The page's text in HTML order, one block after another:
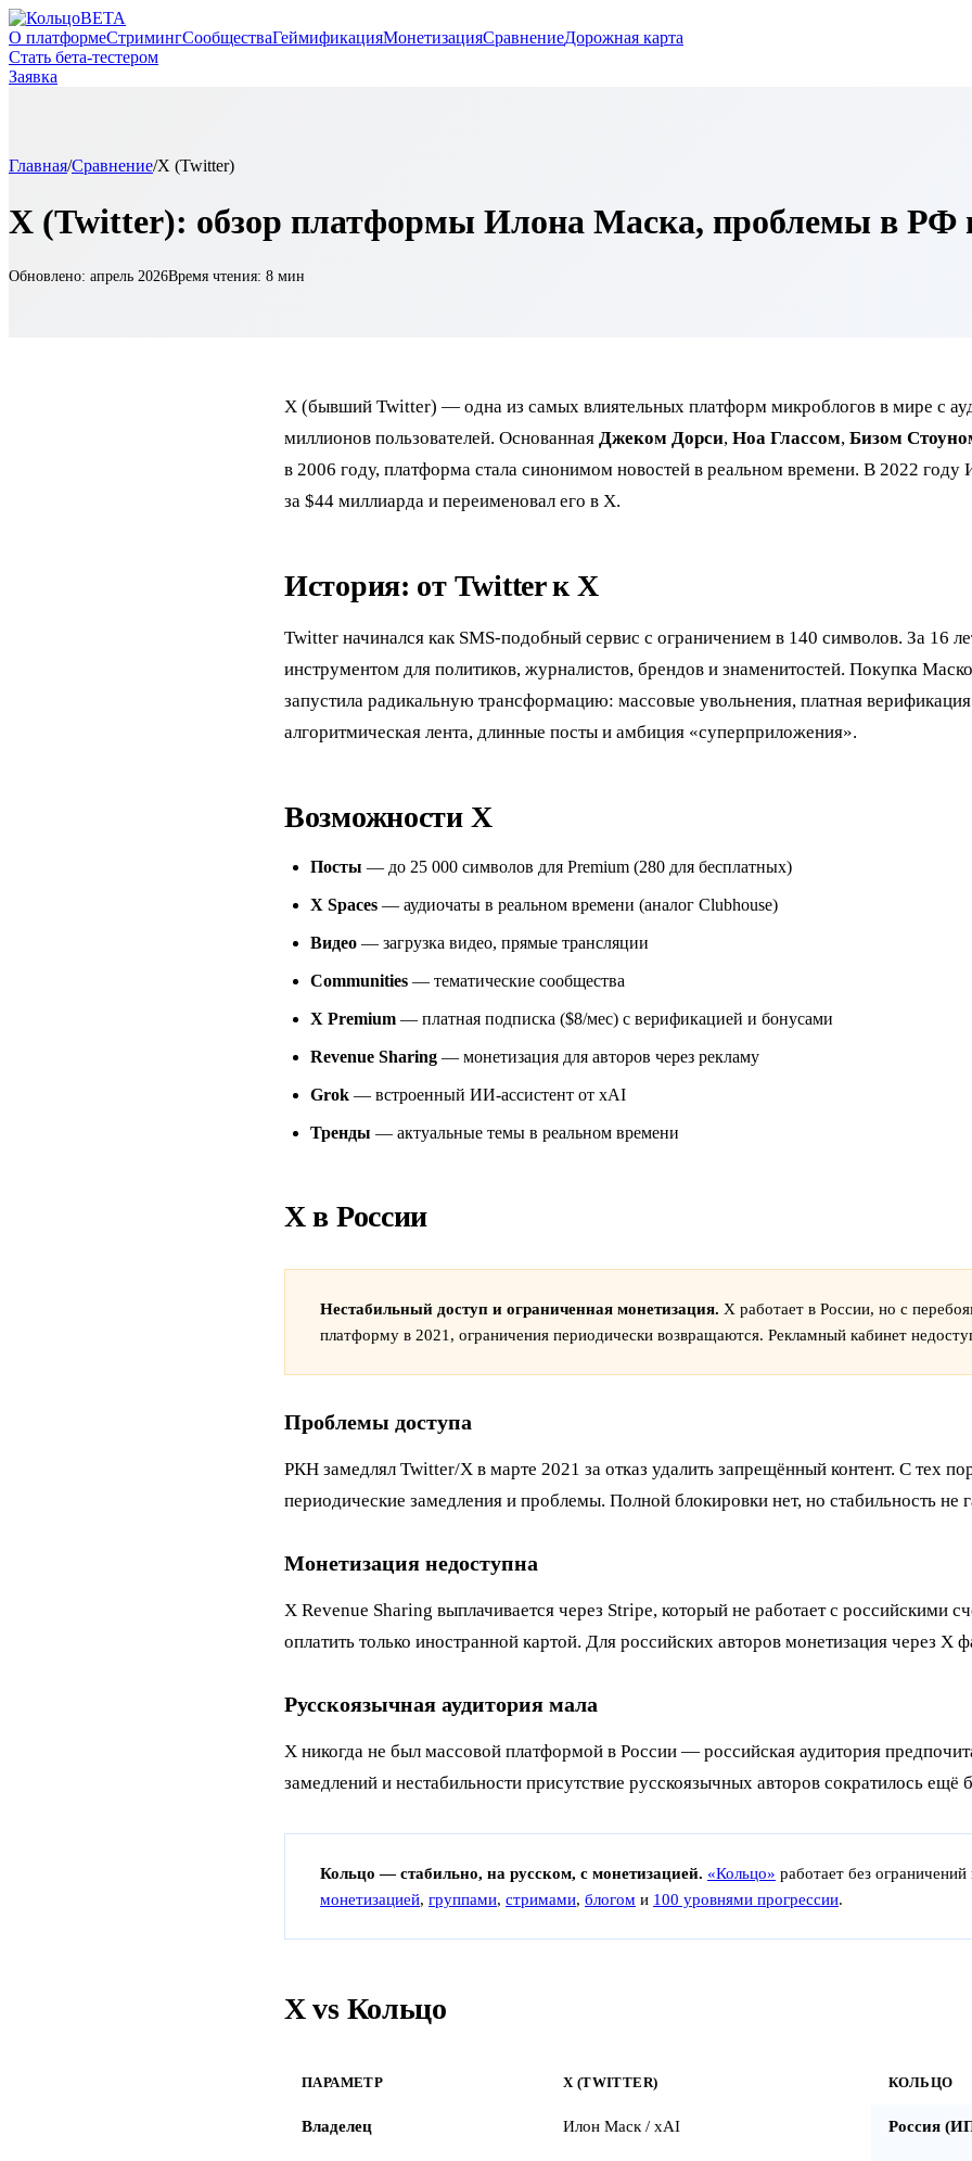
BETA
О платформеСтримингСообществаГеймификацияМонетизацияСравнениеДорожная карта
Стать бета-тестером
Заявка
Главная/Сравнение/X (Twitter)
X (Twitter): обзор платформы Илона Маска, проблемы в РФ
Обновлено: апрель 2026Время чтения: 8 мин
X (бывший Twitter) — одна из самых влиятельных платформ микроблогов в мире с
миллионов пользователей. Основанная Джеком Дорси, Ноа Глассом, Бизом
в 2006 году, платформа стала синонимом новостей в реальном времени. В 2022
за $44 миллиарда и переименовал его в X.
История: от Twitter к X
Twitter начинался как SMS-подобный сервис с ограничением в 140 символов. За 16
инструментом для политиков, журналистов, брендов и знаменитостей. Покупка
запустила радикальную трансформацию: массовые увольнения, платная
алгоритмическая лента, длинные посты и амбиция «суперприложения».
Возможности X
Посты — до 25 000 символов для Premium (280 для бесплатных)
X Spaces — аудиочаты в реальном времени (аналог Clubhouse)
Видео — загрузка видео, прямые трансляции
Communities — тематические сообщества
X Premium — платная подписка ($8/мес) с верификацией и бонусами
Revenue Sharing — монетизация для авторов через рекламу
Grok — встроенный ИИ-ассистент от xAI
Тренды — актуальные темы в реальном времени
X в России
Нестабильный доступ и ограниченная монетизация. X работает в России, но с
платформу в 2021, ограничения периодически возвращаются. Рекламный кабинет
Проблемы доступа
РКН замедлял Twitter/X в марте 2021 за отказ удалить запрещённый контент. С тех
периодические замедления и проблемы. Полной блокировки нет, но стабильность не
Монетизация недоступна
X Revenue Sharing выплачивается через Stripe, который не работает с российскими
оплатить только иностранной картой. Для российских авторов монетизация через X
Русскоязычная аудитория мала
X никогда не был массовой платформой в России — российская аудитория
замедлений и нестабильности присутствие русскоязычных авторов сократилось ещё
Кольцо — стабильно, на русском, с монетизацией. «Кольцо» работает без
монетизацией, группами, стримами, блогом и 100 уровнями прогрессии.
X vs Кольцо
ПАРАМЕТР X (TWITTER) КОЛЬЦО
Владелец Илон Маск / xAI Россия